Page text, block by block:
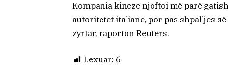
Kompania kineze njoftoi më parë
autoritetet italiane, por pas shpalljes
zyrtar, raporton Reuters.
Lexuar: 6